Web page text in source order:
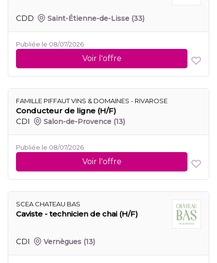
CDD Saint-Étienne-de-Lisse (33)
Publiée le 08/07/2026
Voir l'offre
FAMILLE PIFFAUT VINS & DOMAINES - RIVAROSE
Conducteur de ligne (H/F)
CDI
Salon-de-Provence (13)
Publiée le 08/07/2026
Voir l'offre
SCEA CHATEAU BAS
Caviste - technicien de chai (H/F)
CDI Vernègues (13)